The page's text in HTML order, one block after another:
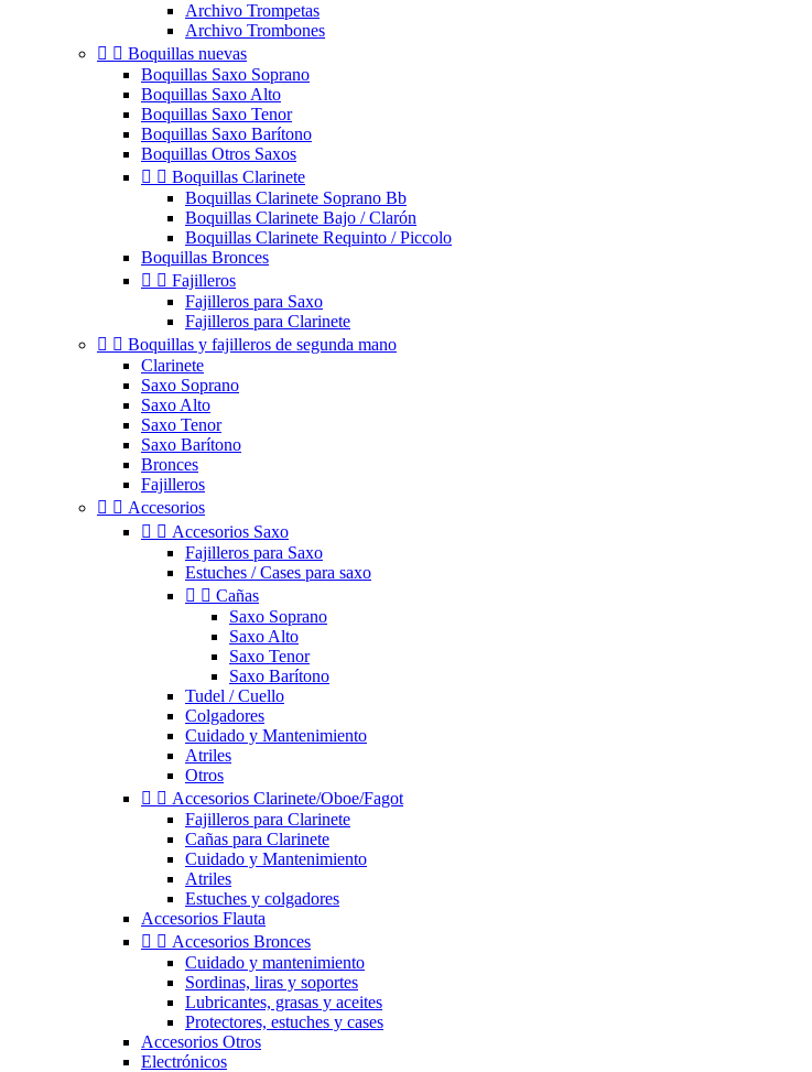
Archivo Trompetas
Archivo Trombones
  Boquillas nuevas
Boquillas Saxo Soprano
Boquillas Saxo Alto
Boquillas Saxo Tenor
Boquillas Saxo Barítono
Boquillas Otros Saxos
  Boquillas Clarinete
Boquillas Clarinete Soprano Bb
Boquillas Clarinete Bajo / Clarón
Boquillas Clarinete Requinto / Piccolo
Boquillas Bronces
  Fajilleros
Fajilleros para Saxo
Fajilleros para Clarinete
  Boquillas y fajilleros de segunda mano
Clarinete
Saxo Soprano
Saxo Alto
Saxo Tenor
Saxo Barítono
Bronces
Fajilleros
  Accesorios
  Accesorios Saxo
Fajilleros para Saxo
Estuches / Cases para saxo
  Cañas
Saxo Soprano
Saxo Alto
Saxo Tenor
Saxo Barítono
Tudel / Cuello
Colgadores
Cuidado y Mantenimiento
Atriles
Otros
  Accesorios Clarinete/Oboe/Fagot
Fajilleros para Clarinete
Cañas para Clarinete
Cuidado y Mantenimiento
Atriles
Estuches y colgadores
Accesorios Flauta
  Accesorios Bronces
Cuidado y mantenimiento
Sordinas, liras y soportes
Lubricantes, grasas y aceites
Protectores, estuches y cases
Accesorios Otros
Electrónicos